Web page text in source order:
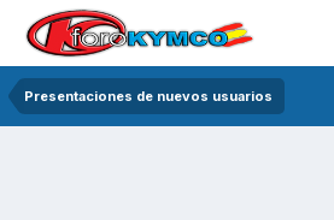
Presentaciones de nuevos usuarios